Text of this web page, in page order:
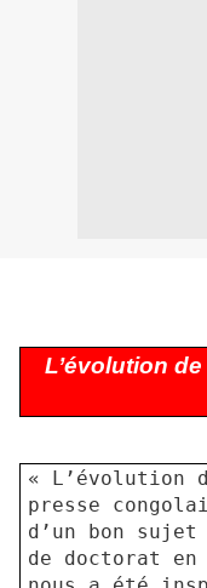
L’évolution
« L’évolution
presse
d’un bon sujet
de doctorat